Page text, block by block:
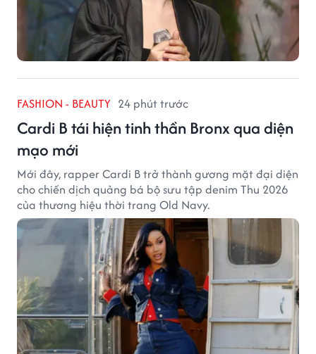
FASHION - BEAUTY 24 phút trước
Cardi B tái hiện tinh thần Bronx qua diện
mạo mới
Mới đây, rapper Cardi B trở thành gương mặt đại diện
cho chiến dịch quảng bá bộ sưu tập denim Thu 2026
của thương hiệu thời trang Old Navy.